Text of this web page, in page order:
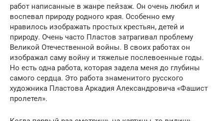
работ написанные в жанре пейзаж. Он очень любил и
воспевал природу родного края. Особенно ему
нравилось изображать простых крестьян, детей и
природу. Очень часто Пластов затрагивал проблему
Великой Отечественной войны. В своих работах он
изображал саму войну и тяжелые послевоенные годы.
Но есть одна работа, которая задела меня до глубины
самого сердца. Это работа знаменитого русского
художника Пластова Аркадия Александровича «Фашист
пролетел».